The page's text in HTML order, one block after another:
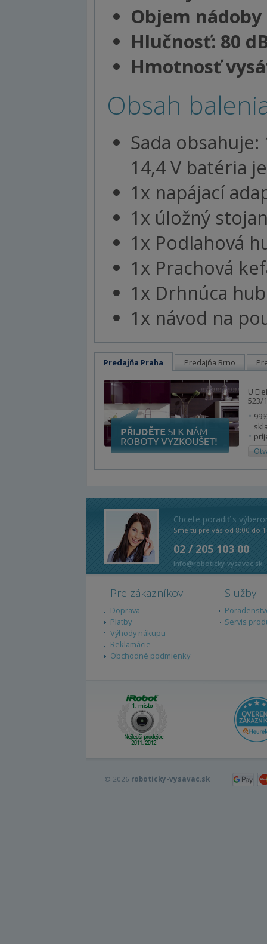
Objem
Hlučnosť: 80
Hmotnosť
Obsah
Sada obsahuje:
14,4 V batéria
1x napájací
1x úložný
1x Podlahová
1x Prachová
1x Drhnúca
1x návod na
Predajňa Praha Predajňa Brno
U
523/
Chcete poradiť s
Sme tu pre vás od 8:00 do
02 / 205 103 00
info@roboticky-vysavac.sk
Pre zákazníkov
Doprava
Platby
Výhody nákupu
Reklamácie
Obchodné podmienky
Služby
Servis
© 2026 roboticky-vysavac.sk